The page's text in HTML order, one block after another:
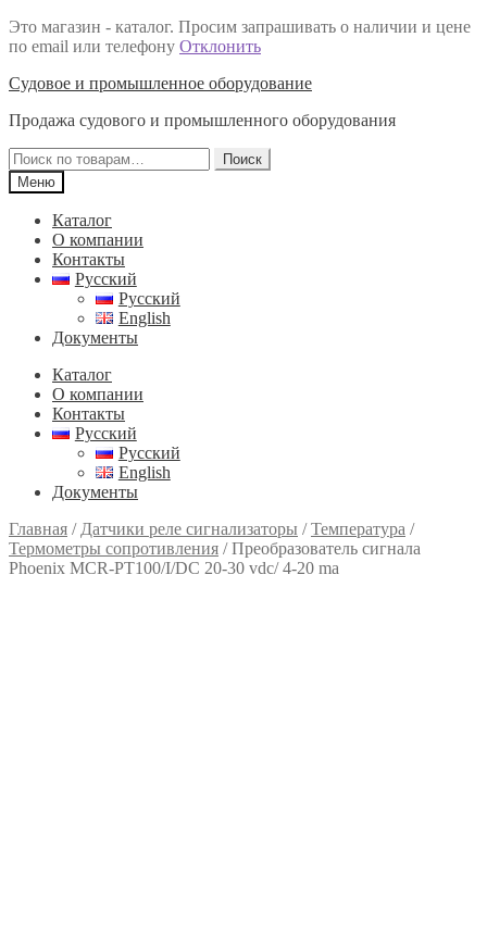
Это магазин - каталог. Просим запрашивать о наличии и цене
по email или телефону Отклонить
Перейти
навигации
Перейти
содержимому
Судовое и промышленное оборудование
Продажа судового и промышленного оборудования
Искать:
Поиск
Меню
Каталог
О компании
Контакты
Русский
Русский
English
Документы
Каталог
О компании
Контакты
Русский
Русский
English
Документы
Главная / Датчики реле сигнализаторы /Температура /
Термометры сопротивления /Преобразователь сигнала
Phoenix MCR-PT100/I/DC 20-30 vdc/ 4-20 ma